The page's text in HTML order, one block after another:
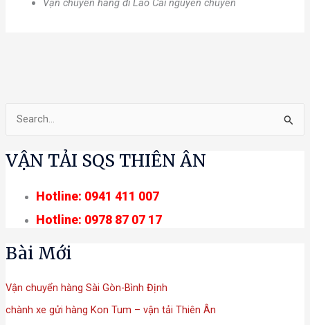
m
:
VẬN TẢI SQS THIÊN ÂN
Hotline: 0941 411 007
Hotline: 0978 87 07 17
Bài Mới
Vận chuyển hàng Sài Gòn-Bình Định
chành xe gửi hàng Kon Tum – vận tải Thiên Ân
Vận chuyển hàng đi Lào Cai nguyên chuyến